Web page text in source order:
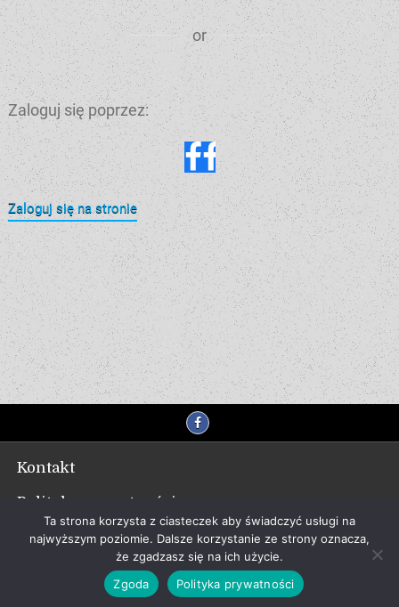
or
Zaloguj się poprzez:
Zaloguj się na stronie
Kontakt
Polityka prywatności
Copyright © 2026 Portal Internetowy Ziemia
Kłodzka
Ta strona korzysta z ciasteczek aby świadczyć usługi na
najwyższym poziomie. Dalsze korzystanie ze strony oznacza,
że zgadzasz się na ich użycie.
Zgoda
Polityka prywatności